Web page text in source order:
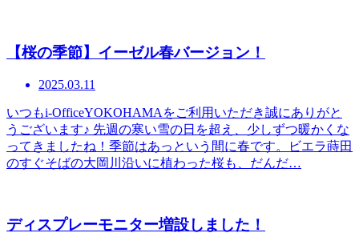
【桜の季節】イーゼル春バージョン！
2025.03.11
いつもi-OfficeYOKOHAMAをご利用いただき誠にありがと
うございます♪ 先週の寒い雪の日を超え、少しずつ暖かくな
ってきましたね！季節はあっという間に春です。ビエラ蒔田
のすぐそばの大岡川沿いに植わった桜も、だんだ…
ディスプレーモニター増設しました！